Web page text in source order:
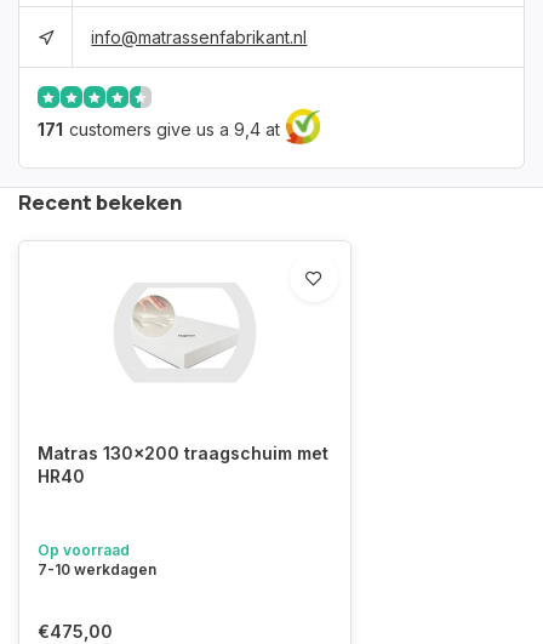
info@matrassenfabrikant.nl
171 customers give us a 9,4 at
Recent bekeken
Matras 130x200 traagschuim met
HR40
Op voorraad
7-10 werkdagen
€475,00